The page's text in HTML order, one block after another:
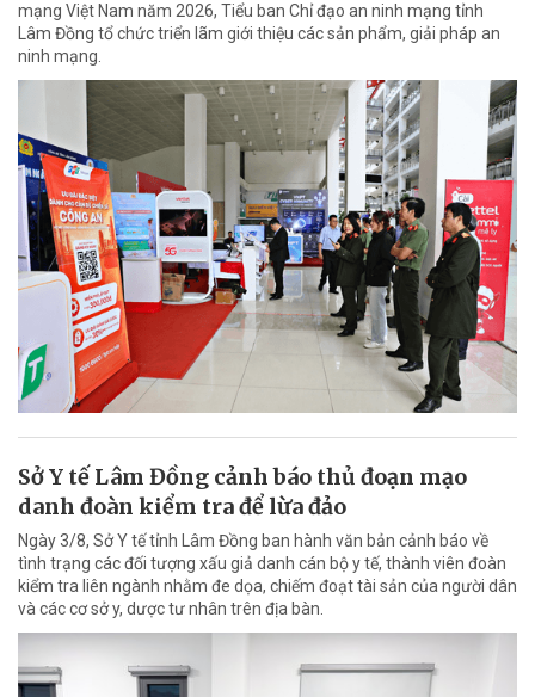
mạng Việt Nam năm 2026, Tiểu ban Chỉ đạo an ninh mạng tỉnh
Lâm Đồng tổ chức triển lãm giới thiệu các sản phẩm, giải pháp an
ninh mạng.
Sở Y tế Lâm Đồng cảnh báo thủ đoạn mạo
danh đoàn kiểm tra để lừa đảo
Ngày 3/8, Sở Y tế tỉnh Lâm Đồng ban hành văn bản cảnh báo về
tình trạng các đối tượng xấu giả danh cán bộ y tế, thành viên đoàn
kiểm tra liên ngành nhằm đe dọa, chiếm đoạt tài sản của người dân
và các cơ sở y, dược tư nhân trên địa bàn.